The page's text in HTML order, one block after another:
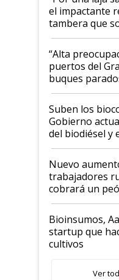
el impactante
tambera que
tornado
“Alta
puertos del
buques
exportadoras
la medida de
prácticos
Suben los
Gobierno
del biodiésel y
Nuevo
trabajadores
cobrará un
Bioinsumos,
startup que
cultivos
Ver